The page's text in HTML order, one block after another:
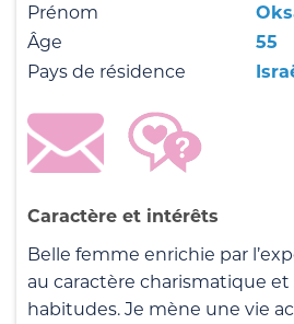
Prénom
Âge
55
Pays de résidence
Caractère et intérêts
Belle femme enrichie par
au caractère charismatique et
habitudes. Je mène une vie